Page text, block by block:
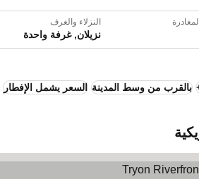
النزلاء والغرف
نزيلان, غرفة واحدة
بالقرب من وسط المدينة السعر يشمل الإفطار